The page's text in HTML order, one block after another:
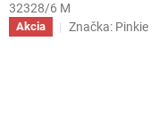
32328/6 M
Akcia Značka: Pinkie